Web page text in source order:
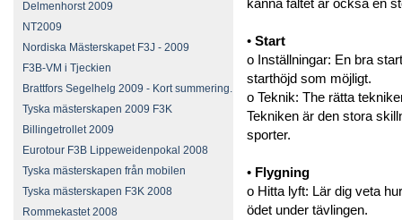
Delmenhorst 2009
NT2009
Nordiska Mästerskapet F3J - 2009
F3B-VM i Tjeckien
Brattfors Segelhelg 2009 - Kort summering.
Tyska mästerskapen 2009 F3K
Billingetrollet 2009
Eurotour F3B Lippeweidenpokal 2008
Tyska mästerskapen från mobilen
Tyska mästerskapen F3K 2008
Rommekastet 2008
känna fältet är också en
• Start
o Inställningar: En bra
starthöjd som möjligt.
o Teknik: The rätta
Tekniken är den stora
sporter.
• Flygning
o Hitta lyft: Lär dig veta
ödet under tävlingen.